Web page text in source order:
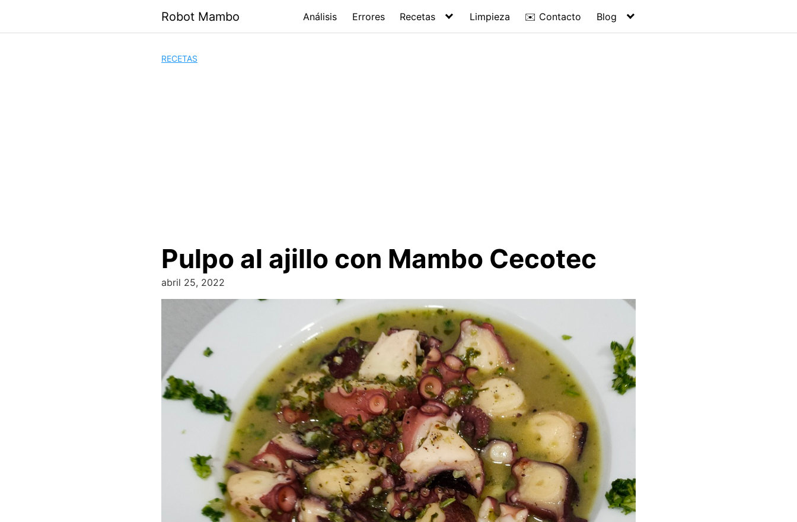
contenido
Robot Mambo Análisis Errores Recetas Limpieza ✉️ Contacto Blog
RECETAS
Pulpo al ajillo con Mambo Cecotec
abril 25, 2022